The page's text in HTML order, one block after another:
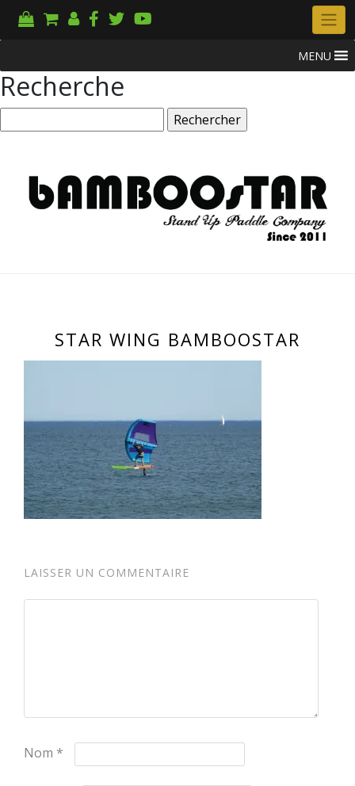
MENU
Recherche
STAR WING BAMBOOSTAR
LAISSER UN COMMENTAIRE
Nom *